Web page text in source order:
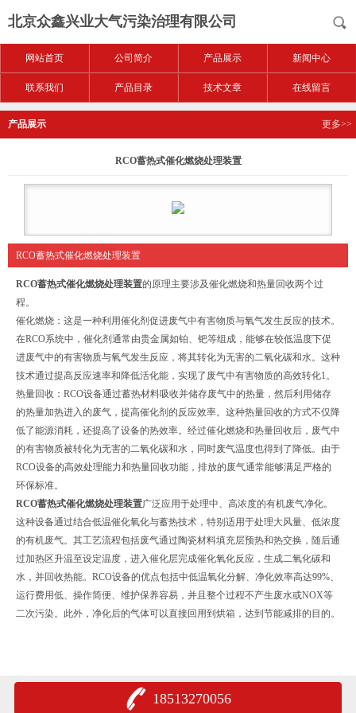
北京众鑫兴业大气污染治理有限公司
网站首页 公司简介 产品展示 新闻中心
联系我们 产品目录 技术文章 在线留言
产品展示 更多>>
RCO蓄热式催化燃烧处理装置
RCO蓄热式催化燃烧处理装置
RCO蓄热式催化燃烧处理装置的原理主要涉及催化燃烧和热量回收两个过
程。‌
催化燃烧：‌这是一种利用催化剂促进废气中有害物质与氧气发生反应的技术。‌
在RCO系统中，‌催化剂通常由贵金属如铂、‌钯等组成，‌能够在较低温度下促
进废气中的有害物质与氧气发生反应，‌将其转化为无害的二氧化碳和水。‌这种
技术通过提高反应速率和降低活化能，‌实现了废气中有害物质的高效转化1。‌
热量回收：‌RCO设备通过蓄热材料吸收并储存废气中的热量，‌然后利用储存
的热量加热进入的废气，‌提高催化剂的反应效率。‌这种热量回收的方式不仅降
低了能源消耗，‌还提高了设备的热效率。‌经过催化燃烧和热量回收后，‌废气中
的有害物质被转化为无害的二氧化碳和水，‌同时废气温度也得到了降低。‌由于
RCO设备的高效处理能力和热量回收功能，‌排放的废气通常能够满足严格的
环保标准。
RCO蓄热式催化燃烧处理装置广泛应用于处理中、‌高浓度的有机废气净化。‌
这种设备通过结合低温催化氧化与蓄热技术，‌特别适用于处理大风量、‌低浓度
的有机废气。‌其工艺流程包括废气通过陶瓷材料填充层预热和热交换，‌随后通
过加热区升温至设定温度，‌进入催化层完成催化氧化反应，‌生成二氧化碳和
水，‌并回收热能。‌RCO设备的优点包括中低温氧化分解、‌净化效率高达99%、‌
运行费用低、‌操作简便、‌维护保养容易，‌并且整个过程不产生废水或NOX等
二次污染。‌此外，‌净化后的气体可以直接回用到烘箱，‌达到节能减排的目的。‌
18513270056